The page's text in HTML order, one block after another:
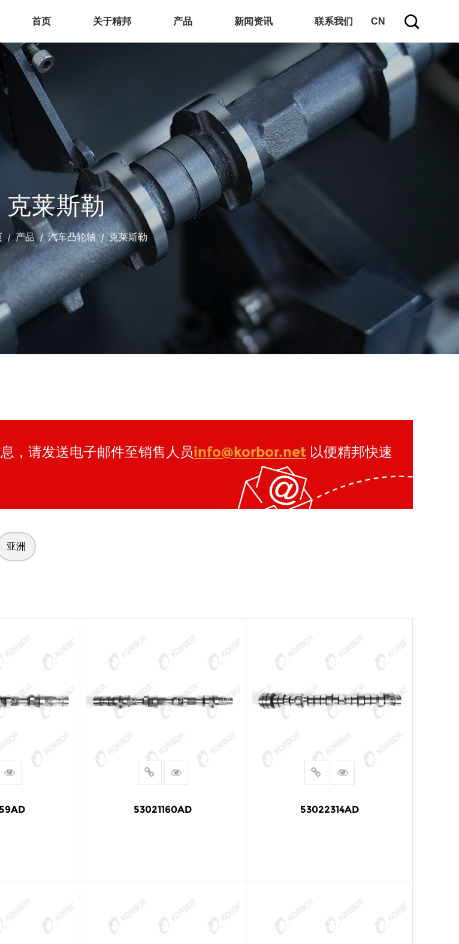
首页 关于精邦 产品 新闻资讯 联系我们 CN
克莱斯勒
/ 产品 / 汽车凸轮轴 / 克莱斯勒
，请发送电子邮件至销售人员info@korbor.net 以便精邦快速
亚洲
53021160AD 53022314AD